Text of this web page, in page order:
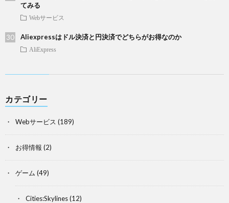
てみる
Webサービス
Aliexpressはドル決済と円決済でどちらがお得なのか
AliExpress
カテゴリー
Webサービス (189)
お得情報 (2)
ゲーム (49)
Cities:Skylines(12)